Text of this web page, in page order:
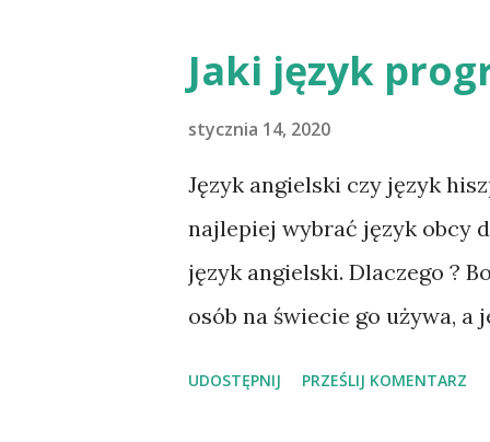
„rolkowy” robot oparty
litowo-jonową o pojemności
jeśli chodzi o wykorzystanie
niezwykle popularny robot
może funkcjonować przez
efektywność ekonomiczną ?
technologiczne, które będzie
Jaki język
stycznia 14, 2020
Język angielski czy język
najlepiej wybrać język obcy
język angielski. Dlaczego ?
osób na świecie go używa,
UDOSTĘPNIJ PRZEŚLIJ KOMENTARZ